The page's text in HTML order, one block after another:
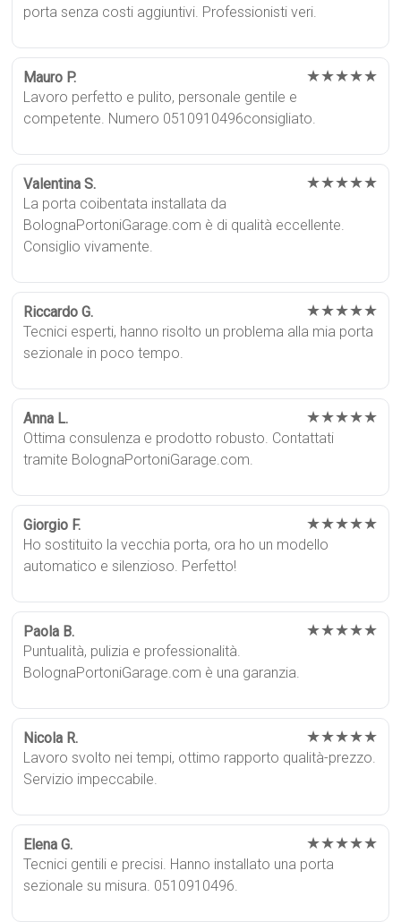
porta senza costi aggiuntivi. Professionisti veri.
Mauro P. ★★★★★
Lavoro perfetto e pulito, personale gentile e
competente. Numero 0510910496consigliato.
Valentina S. ★★★★★
La porta coibentata installata da
BolognaPortoniGarage.com è di qualità eccellente.
Consiglio vivamente.
Riccardo G. ★★★★★
Tecnici esperti, hanno risolto un problema alla mia porta
sezionale in poco tempo.
Anna L. ★★★★★
Ottima consulenza e prodotto robusto. Contattati
tramite BolognaPortoniGarage.com.
Giorgio F. ★★★★★
Ho sostituito la vecchia porta, ora ho un modello
automatico e silenzioso. Perfetto!
Paola B. ★★★★★
Puntualità, pulizia e professionalità.
BolognaPortoniGarage.com è una garanzia.
Nicola R. ★★★★★
Lavoro svolto nei tempi, ottimo rapporto qualità-prezzo.
Servizio impeccabile.
Elena G. ★★★★★
Tecnici gentili e precisi. Hanno installato una porta
sezionale su misura. 0510910496.